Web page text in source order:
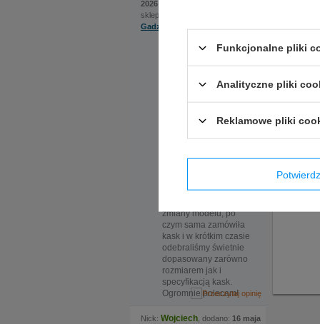
2026 | 22:22
sklep internetowy:
Gadzetyrajdowe.pl
Na szczególną uwagę
zasługuje bardzo
zaproponowała
Do sklepu
nadmieniona
kasku jaki nas
zmiany modelu, po
czym sama zamówiła
kask i w krótkim czasie
odebraliśmy świetnie
dopasowany zarówno
rozmiarem jak i
specyfikacją kask.
Ogromnie polecam!
Nick: Wojciech , dodano: 16 maja
Opinie
Jeżeli
tak
Funkcjonalne pliki
Analityczne pliki
Reklamowe pliki